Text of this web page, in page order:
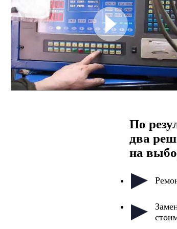
По
два
на